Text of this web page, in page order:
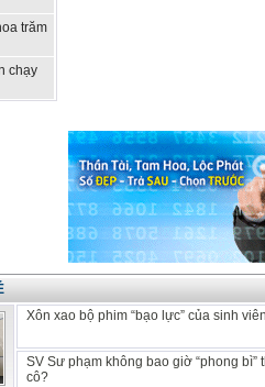
trăm
chạy
Xôn xao bộ phim “bạo lực” của sinh viên
SV Sư phạm không bao giờ “phong bì”
cô?